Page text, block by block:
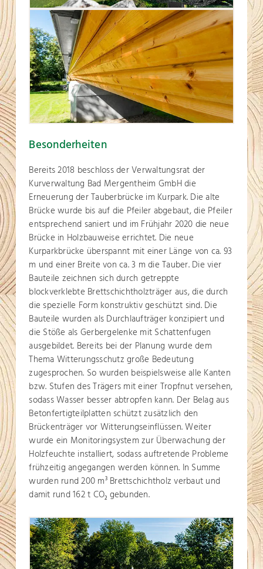
Besonderheiten
Bereits 2018 beschloss der Verwaltungsrat der
Kurverwaltung Bad Mergentheim GmbH die
Erneuerung der Tauberbrücke im Kurpark. Die alte
Brücke wurde bis auf die Pfeiler abgebaut, die Pfeiler
entsprechend saniert und im Frühjahr 2020 die neue
Brücke in Holzbauweise errichtet. Die neue
Kurparkbrücke überspannt mit einer Länge von ca. 93
m und einer Breite von ca. 3 m die Tauber. Die vier
Bauteile zeichnen sich durch getreppte
blockverklebte Brettschichtholzträger aus, die durch
die spezielle Form konstruktiv geschützt sind. Die
Bauteile wurden als Durchlaufträger konzipiert und
die Stöße als Gerbergelenke mit Schattenfugen
ausgebildet. Bereits bei der Planung wurde dem
Thema Witterungsschutz große Bedeutung
zugesprochen. So wurden beispielsweise alle Kanten
bzw. Stufen des Trägers mit einer Tropfnut versehen,
sodass Wasser besser abtropfen kann. Der Belag aus
Betonfertigteilplatten schützt zusätzlich den
Brückenträger vor Witterungseinflüssen. Weiter
wurde ein Monitoringsystem zur Überwachung der
Holzfeuchte installiert, sodass auftretende Probleme
frühzeitig angegangen werden können. In Summe
wurden rund 200 m3Brettschichtholz verbaut und
damit rund 162 t CO2 gebunden.